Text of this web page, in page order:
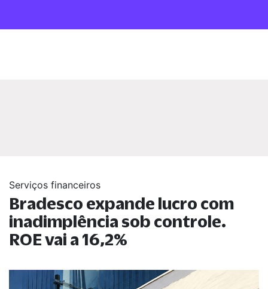
Serviços financeiros
Bradesco expande lucro com
inadimplência sob controle.
ROE vai a 16,2%